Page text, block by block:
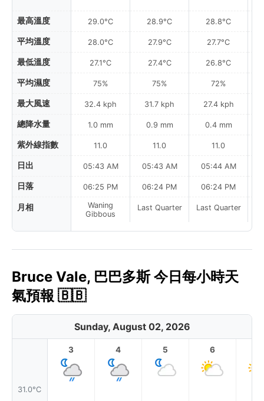
最高溫度
平均溫度
最低溫度
平均濕度
最大風速
總降水量
紫外線指數
日出
日落
月相
29.0°C
28.0°C
27.1°C
75%
32.4 kph
1.0 mm
11.0
05:43 AM
06:25 PM
Waning
Gibbous
28.9°C
27.9°C
27.4°C
75%
31.7 kph
0.9 mm
11.0
05:43 AM
06:24 PM
Last Quarter
28.8°C
27.7°C
26.8°C
72%
27.4 kph
0.4 mm
11.0
05:44 AM
06:24 PM
Last Quarter
Bruce Vale, 巴巴多斯 今日每小時天
氣預報 🇧🇧
Sunday, August 02, 2026
31.0°C
3 4 5 6